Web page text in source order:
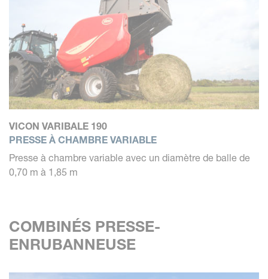
VICON VARIBALE 190
PRESSE À CHAMBRE VARIABLE
Presse à chambre variable avec un diamètre de balle de
0,70 m à 1,85 m
COMBINÉS PRESSE-
ENRUBANNEUSE